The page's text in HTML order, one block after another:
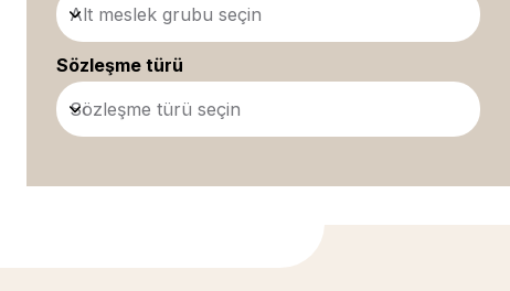
Alt meslek grubu seçin
Sözleşme türü
Sözleşme türü seçin